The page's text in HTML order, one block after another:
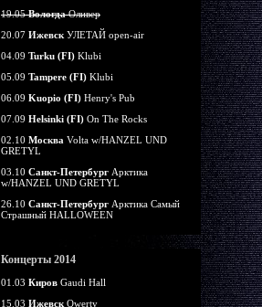
19.05ВологдаОливер
20.07 Ижевск УЛЕТАЙ open-air
04.09 Turku (FI) Klubi
05.09 Tampere (FI) Klubi
06.09 Kuopio (FI) Henry's Pub
07.09 Helsinki (FI) On The Rocks
02.10 Москва Volta w/HANZEL UND
GRETYL
03.10 Санкт-Петербург Арктика
w/HANZEL UND GRETYL
26.10 Санкт-Петербург Арктика Самый
Страшный HALLOWEEN
Концерты 2014
01.03 Киров Gaudi Hall
15.03 Ижевск Qwerty